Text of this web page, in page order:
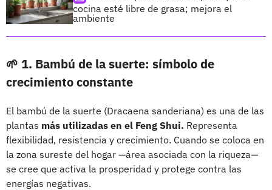
cocina esté libre de grasa; mejora el
ambiente
🌱 1. Bambú de la suerte: símbolo de
crecimiento constante
El bambú de la suerte (Dracaena sanderiana) es una de las
plantas más utilizadas en el Feng Shui. Representa
flexibilidad, resistencia y crecimiento. Cuando se coloca en
la zona sureste del hogar —área asociada con la riqueza—
se cree que activa la prosperidad y protege contra las
energías negativas.